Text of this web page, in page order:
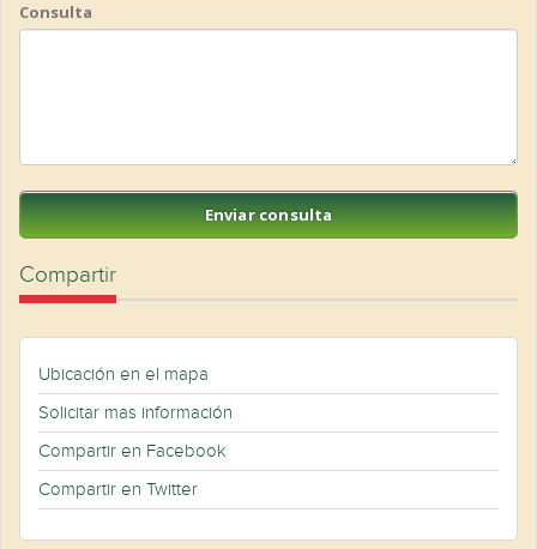
Consulta
Compartir
Ubicación en el mapa
Solicitar mas información
Compartir en Facebook
Compartir en Twitter